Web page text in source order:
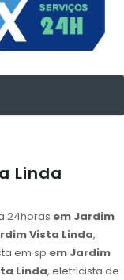
Linda
24horas em Jardim
Vista Linda,
em sp em Jardim
Linda, eletricista de